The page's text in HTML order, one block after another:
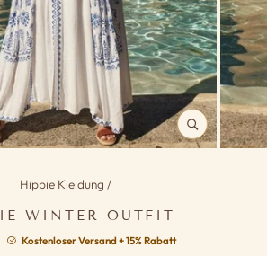
SCHLIESSEN (
ESC)
Hippie Kleidung /
WINTER OUTFIT
Normaler
Kostenloser Versand + 15% Rabatt